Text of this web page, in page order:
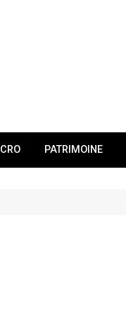
PATRIMOINE